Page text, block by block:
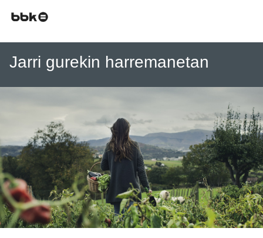
Jarri gurekin harremanetan